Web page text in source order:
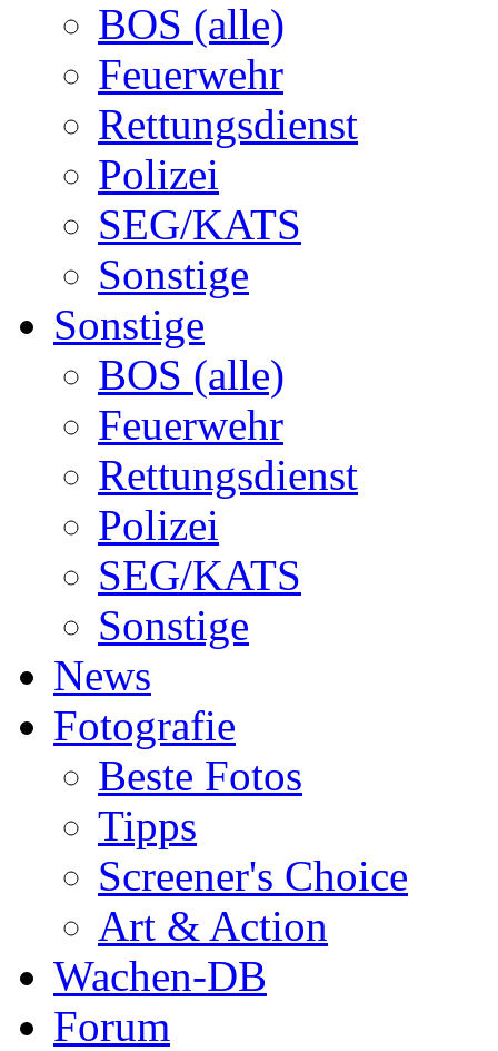
BOS (alle)
Feuerwehr
Rettungsdienst
Polizei
SEG/KATS
Sonstige
Sonstige
BOS (alle)
Feuerwehr
Rettungsdienst
Polizei
SEG/KATS
Sonstige
News
Fotografie
Beste Fotos
Tipps
Screener's Choice
Art & Action
Wachen-DB
Forum